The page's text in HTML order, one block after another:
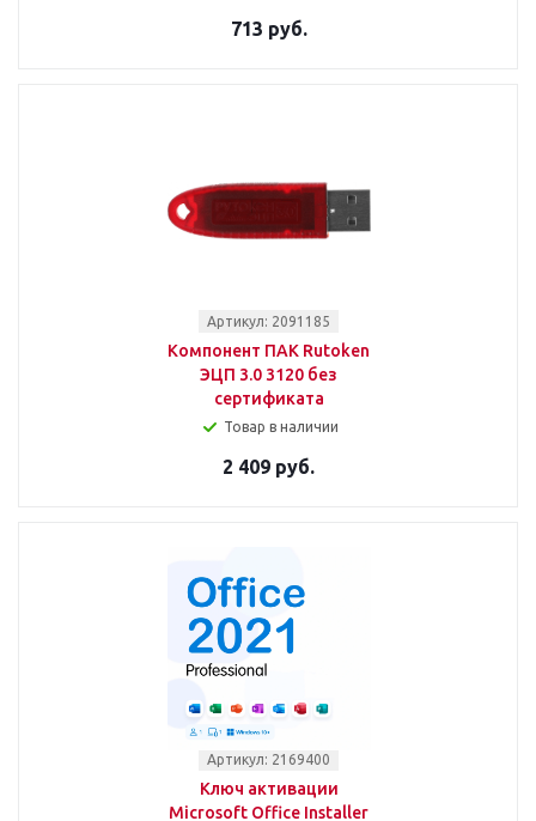
713 руб.
Артикул: 2091185
Компонент ПАК Rutoken
ЭЦП 3.0 3120 без
сертификата
Товар в наличии
2 409 руб.
Артикул: 2169400
Ключ активации
Microsoft Office Installer